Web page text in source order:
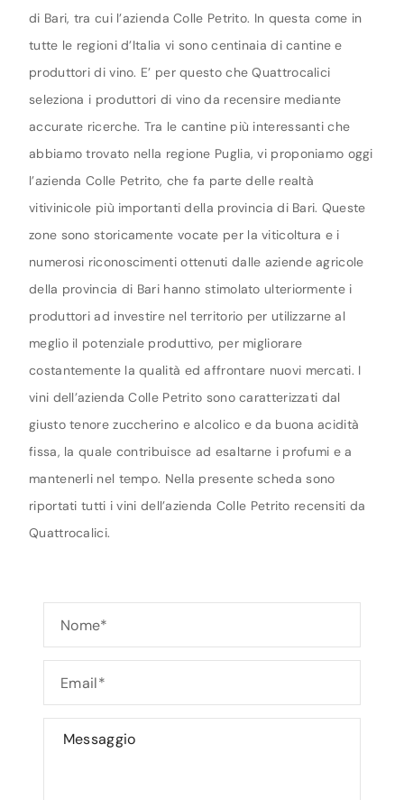
di Bari, tra cui l’azienda Colle Petrito. In questa come in
tutte le regioni d’Italia vi sono centinaia di cantine e
produttori di vino. E’ per questo che Quattrocalici
seleziona i produttori di vino da recensire mediante
accurate ricerche. Tra le cantine più interessanti che
abbiamo trovato nella regione Puglia, vi proponiamo oggi
l’azienda Colle Petrito, che fa parte delle realtà
vitivinicole più importanti della provincia di Bari. Queste
zone sono storicamente vocate per la viticoltura e i
numerosi riconoscimenti ottenuti dalle aziende agricole
della provincia di Bari hanno stimolato ulteriormente i
produttori ad investire nel territorio per utilizzarne al
meglio il potenziale produttivo, per migliorare
costantemente la qualità ed affrontare nuovi mercati. I
vini dell’azienda Colle Petrito sono caratterizzati dal
giusto tenore zuccherino e alcolico e da buona acidità
fissa, la quale contribuisce ad esaltarne i profumi e a
mantenerli nel tempo. Nella presente scheda sono
riportati tutti i vini dell’azienda Colle Petrito recensiti da
Quattrocalici.